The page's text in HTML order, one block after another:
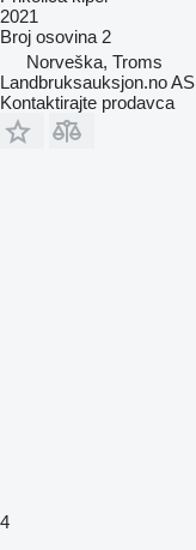
2021
Broj osovina 2
Norveška, Troms
Landbruksauksjon.no AS
Kontaktirajte prodavca
4